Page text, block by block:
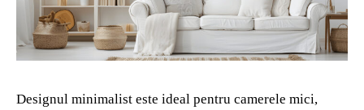
Designul minimalist este ideal pentru camerele mici,